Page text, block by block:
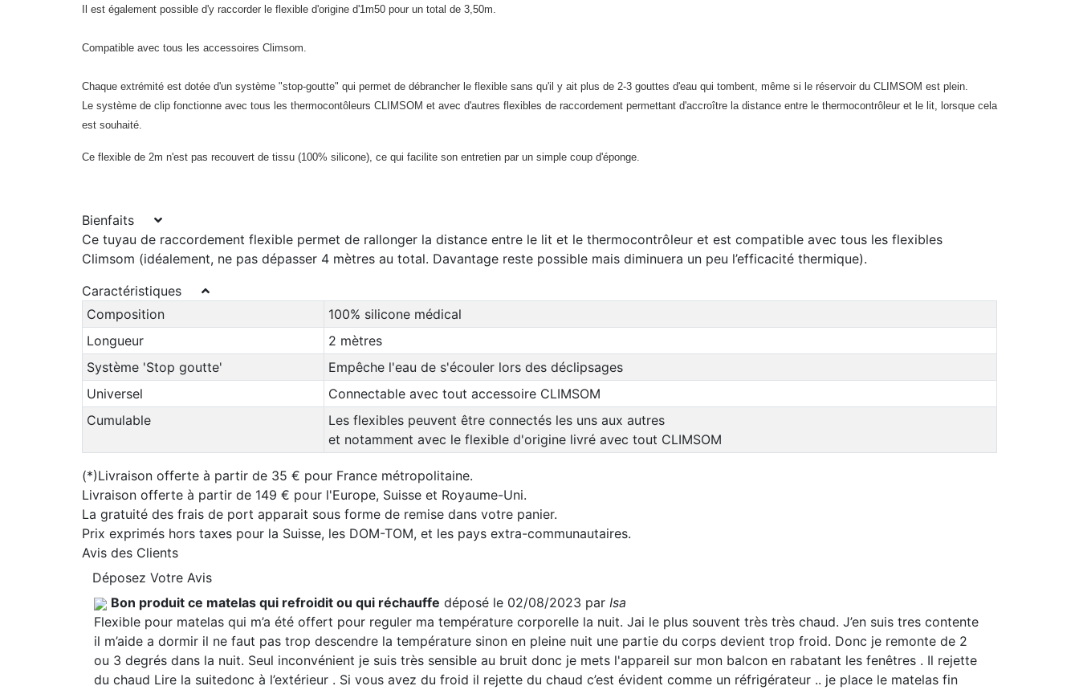
Il est également possible d'y raccorder le flexible d'origine d'1m50 pour un total de 3,50m.
Compatible avec tous les accessoires Climsom.
Chaque extrémité est dotée d'un système "stop-goutte" qui permet de débrancher le flexible sans qu'il y ait plus de 2-3 gouttes d'eau qui tombent, même si le réservoir du CLIMSOM est plein.
Le système de clip fonctionne avec tous les thermocontôleurs CLIMSOM et avec d'autres flexibles de raccordement permettant d'accroître la distance entre le thermocontrôleur et le lit, lorsque cela
est souhaité.
Ce flexible de 2m n'est pas recouvert de tissu (100% silicone), ce qui facilite son entretien par un simple coup d'éponge.
Bienfaits
Ce tuyau de raccordement flexible permet de rallonger la distance entre le lit et le thermocontrôleur et est compatible avec tous les flexibles
Climsom (idéalement, ne pas dépasser 4 mètres au total. Davantage reste possible mais diminuera un peu l’efficacité thermique).
Caractéristiques
Composition
100% silicone médical
Longueur
2 mètres
Système 'Stop goutte'
Empêche l'eau de s'écouler lors des déclipsages
Universel
Connectable avec tout accessoire CLIMSOM
Cumulable
Les flexibles peuvent être connectés les uns aux autres
et notamment avec le flexible d'origine livré avec tout CLIMSOM
(*)Livraison offerte à partir de 35 € pour France métropolitaine.
Livraison offerte à partir de 149 € pour l'Europe, Suisse et Royaume-Uni.
La gratuité des frais de port apparait sous forme de remise dans votre panier.
Prix exprimés hors taxes pour la Suisse, les DOM-TOM, et les pays extra-communautaires.
Avis des Clients
Déposez Votre Avis
Bon produit ce matelas qui refroidit ou qui réchauffe déposé le 02/08/2023 par Isa
Flexible pour matelas qui m’a été offert pour reguler ma température corporelle la nuit. Jai le plus souvent très très chaud. J’en suis tres contente
il m’aide a dormir il ne faut pas trop descendre la température sinon en pleine nuit une partie du corps devient trop froid. Donc je remonte de 2
ou 3 degrés dans la nuit. Seul inconvénient je suis très sensible au bruit donc je mets l'appareil sur mon balcon en rabatant les fenêtres . Il rejette
du chaud Lire la suitedonc à l’extérieur . Si vous avez du froid il rejette du chaud c’est évident comme un réfrigérateur .. je place le matelas fin